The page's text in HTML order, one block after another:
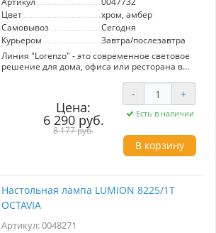
Цвет
хром, амбер
Самовывоз
Сегодня
Курьером
Завтра/послезавтра
Линия "Lorenzo" - это современное световое
решение для дома, офиса или ресторана в
элементом светильника являются две
хромированные металлические сферы.
Благодаря им линия выглядит стильно и
современно. Металлическая арматура
гармонично сочетается со стеклянным
плафоном из рифленого стекла в цвете
дымчатый, янтарный и зеленый. Благодаря
смотрится не обычно и экстраординарно.
Цена:
6 290 руб.
8 177 руб.
- +
Есть в наличии
В корзину
Настольная лампа LUMION 8225/1T
OCTAVIA
Артикул: 0048271